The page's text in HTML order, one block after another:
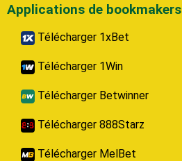
Applications de bookmakers
Télécharger 1xBet
Télécharger 1Win
Télécharger Betwinner
Télécharger 888Starz
Télécharger MelBet